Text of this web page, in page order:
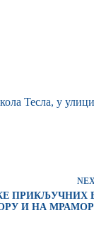
Тесла, у
ПРИКЉУЧНИХ
И НА